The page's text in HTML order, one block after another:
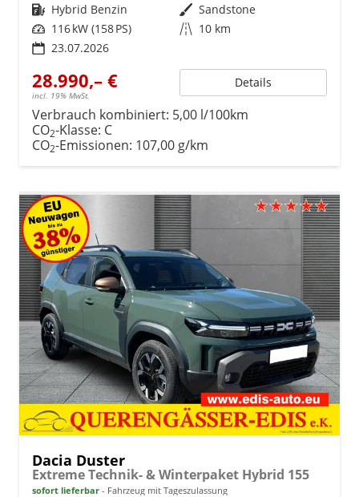
Kraftstoff Hybrid Benzin Außenfarbe Sandstone
Leistung 116 kW (158 PS) Kilometerstand 10 km
23.07.2026
28.990,– €
incl. 19% MwSt.
Details
Verbrauch kombiniert: 5,00 l/100km
CO2-Klasse: C
CO2-Emissionen: 107,00 g/km
Dacia Duster
Extreme Technik- & Winterpaket Hybrid 155
sofort lieferbar Fahrzeug mit Tageszulassung